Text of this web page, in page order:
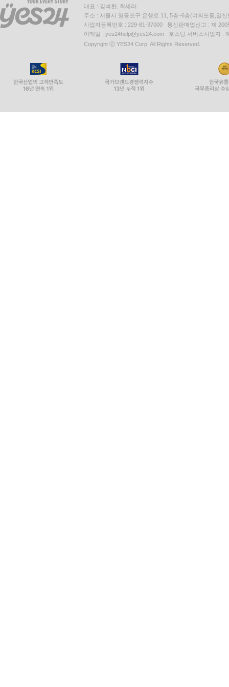
대표 : 김석환, 최세라
주소 : 서울시 영등포구 은행로 11, 5층~6층(여의도동,일신
사업자등록번호 : 229-81-37000 통신판매업신고 : 제
이메일 : yes24help@yes24.com 호스팅 서비스사업자 :
Copyright ⓒ YES24 Corp. All Rights Reserved.